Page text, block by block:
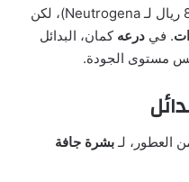
مقابل 70-80 ريال لـ Neutrogena)، لكن
. في درعه كمان، البدائل
مستوى الجودة.
العطور، لـبشرة جافة